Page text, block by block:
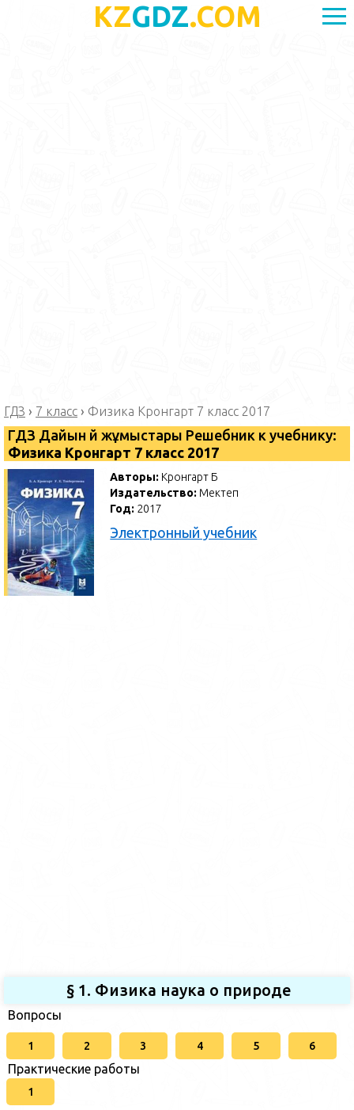
KZGDZ.COM
ГДЗ › 7 класс › Физика Кронгарт 7 класс 2017
ГДЗ Дайын үй жұмыстары Решебник к учебнику:
Физика Кронгарт 7 класс 2017
Авторы: Кронгарт Б
Издательство: Мектеп
Год: 2017
Электронный учебник
§ 1. Физика наука о природе
Вопросы
1 2 3 4 5 6
Практические работы
1